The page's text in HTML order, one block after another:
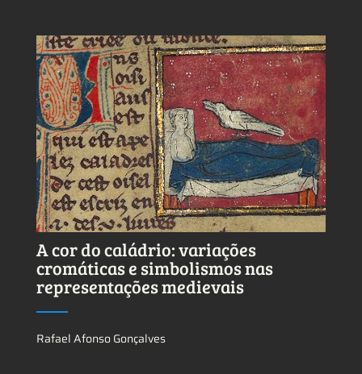
Ver más sobre este tema.
A cor do caládrio: variações
cromáticas e simbolismos nas
representações medievais
Rafael Afonso Gonçalves